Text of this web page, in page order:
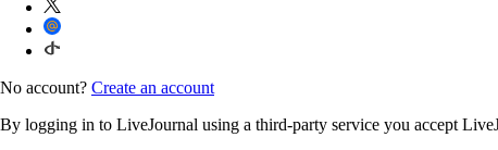
No account? Create an account
By logging in to LiveJournal using a third-party service you accept